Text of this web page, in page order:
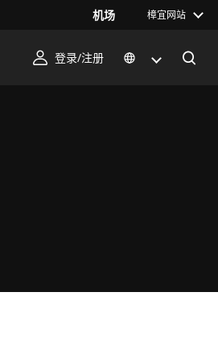
机场 樟宜网站
登录/注册